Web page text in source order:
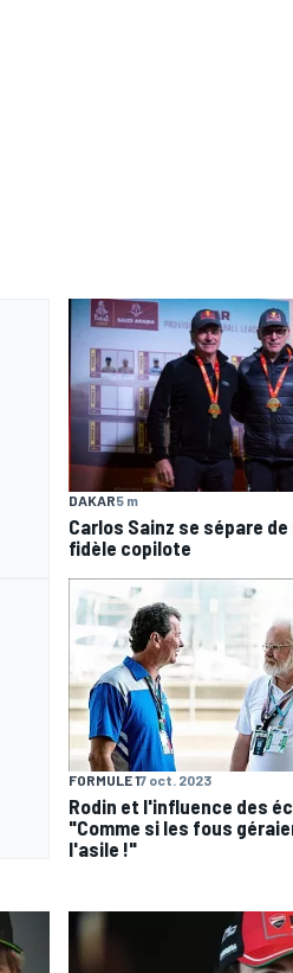
DAKAR5 m
Carlos Sainz se sépare de
fidèle copilote
FORMULE 17 oct. 2023
Rodin et l'influence des
"Comme si les fous
l'asile !"